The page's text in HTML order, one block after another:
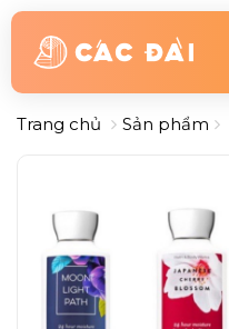
Trang chủ Sản phẩm